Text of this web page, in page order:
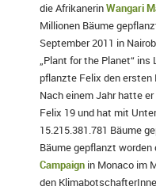
die AfrikanerinWangari
Millionen Bäume
September 2011 in
„Plant for the Planet“
pflanzte Felix den ersten
Nach einem Jahr hatte
Felix 19 und hat mit
15.215.381.781 Bäume
Bäume gepflanzt
Campaign in Monaco im
den